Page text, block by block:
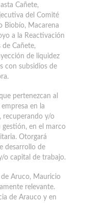
Cañete,
del Comité
Biobío, Macarena
a la Reactivación
de Cañete,
de liquidez
con subsidios de
pertenezcan al
en la
recuperando y/o
en el marco
Otorgará
desarrollo de
o capital de trabajo.
de Aruco, Mauricio
relevante.
de Arauco y en